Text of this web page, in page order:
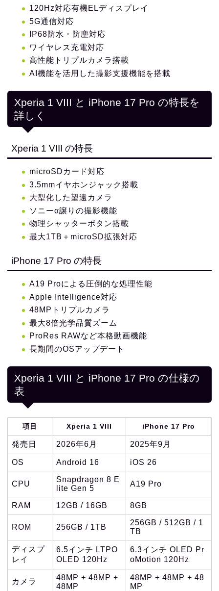
120Hz対応有機ELディスプレイ
5G通信対応
IP68防水・防塵対応
ワイヤレス充電対応
高性能トリプルカメラ搭載
AI機能を活用した撮影支援機能を搭載
Xperia 1 VIII と iPhone 17 Pro の特長を
詳しく
Xperia 1 VIII の特長
microSDカード対応
3.5mmイヤホンジャック搭載
大型化した望遠カメラ
ソニーα譲りの撮影機能
物理シャッターボタン搭載
最大1TB＋microSD拡張対応
iPhone 17 Pro の特長
A19 Proによる圧倒的な処理性能
Apple Intelligence対応
48MPトリプルカメラ
最大8倍光学品質ズーム
ProRes RAWなど本格動画機能
長期間のOSアップデート
Xperia 1 VIII と iPhone 17 Pro の仕様の
表
項目 Xperia 1 VIII iPhone 17 Pro
発売日 2026年6月 2025年9月
OS Android 16 iOS 26
CPU
Snapdragon 8 E
lite Gen 5
A19 Pro
RAM 12GB / 16GB 8GB
ROM 256GB / 1TB
256GB / 512GB / 1
TB
ディスプ
レイ
6.5インチ LTPO
OLED 120Hz
6.3インチ OLED Pr
oMotion 120Hz
カメラ
48MP + 48MP +
48MP
48MP + 48MP + 48
MP